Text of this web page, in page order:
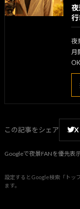
行
夜
月
OK
この記事をシェア X
Googleで夜景FANを優先表
設定するとGoogle検索「トッ
ます。